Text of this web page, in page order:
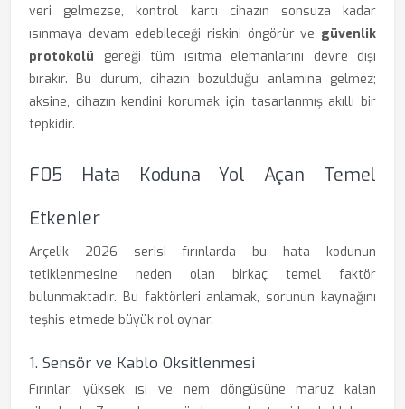
veri gelmezse, kontrol kartı cihazın sonsuza kadar
ısınmaya devam edebileceği riskini öngörür ve güvenlik
protokolü gereği tüm ısıtma elemanlarını devre dışı
bırakır. Bu durum, cihazın bozulduğu anlamına gelmez;
aksine, cihazın kendini korumak için tasarlanmış akıllı bir
tepkidir.
F05 Hata Koduna Yol Açan Temel
Etkenler
Arçelik 2026 serisi fırınlarda bu hata kodunun
tetiklenmesine neden olan birkaç temel faktör
bulunmaktadır. Bu faktörleri anlamak, sorunun kaynağını
teşhis etmede büyük rol oynar.
1. Sensör ve Kablo Oksitlenmesi
Fırınlar, yüksek ısı ve nem döngüsüne maruz kalan